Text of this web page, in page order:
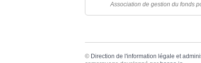
Association de gestion du fonds
© Direction de l'information légale et